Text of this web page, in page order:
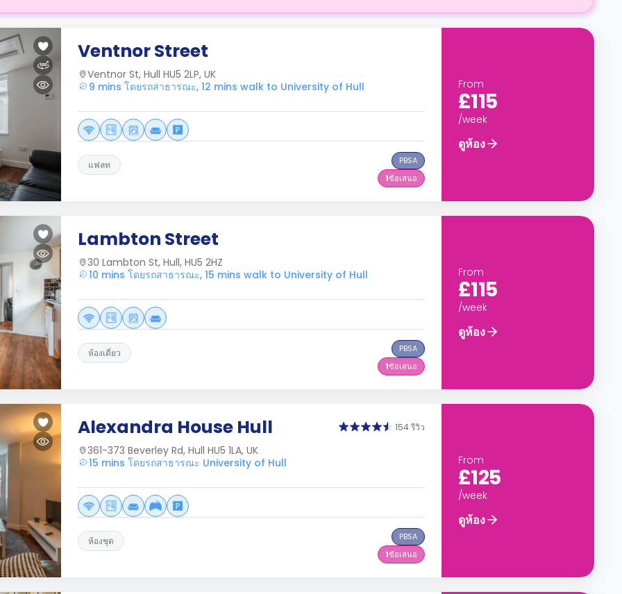
Ventnor Street
Ventnor St, Hull HU5 2LP, UK
9 mins โดยรถสาธารณะ, 12 mins walk to University of Hull
แฟลท
PBSA
1ข้อเสนอ
From
£115
/week
ดูห้อง
Lambton Street
30 Lambton St, Hull, HU5 2HZ
10 mins โดยรถสาธารณะ, 15 mins walk to University of Hull
ห้องเดี่ยว
PBSA
1ข้อเสนอ
From
£115
/week
ดูห้อง
Alexandra House Hull 154 รีวิว
361-373 Beverley Rd, Hull HU5 1LA, UK
15 mins โดยรถสาธารณะ University of Hull
ห้องชุด
PBSA
1ข้อเสนอ
From
£125
/week
ดูห้อง